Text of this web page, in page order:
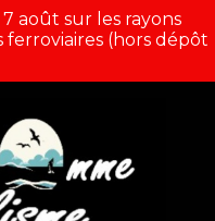
août sur les rayons
(hors dépôt